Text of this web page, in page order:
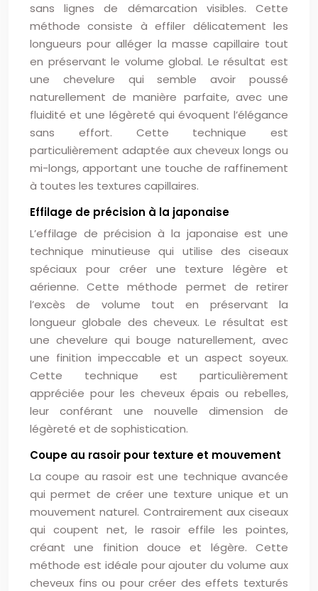
sans lignes de démarcation visibles. Cette
méthode consiste à effiler délicatement les
longueurs pour alléger la masse capillaire tout
en préservant le volume global. Le résultat est
une chevelure qui semble avoir poussé
naturellement de manière parfaite, avec une
fluidité et une légèreté qui évoquent l’élégance
sans effort. Cette technique est
particulièrement adaptée aux cheveux longs ou
mi-longs, apportant une touche de raffinement
à toutes les textures capillaires.
Effilage de précision à la japonaise
L’effilage de précision à la japonaise est une
technique minutieuse qui utilise des ciseaux
spéciaux pour créer une texture légère et
aérienne. Cette méthode permet de retirer
l’excès de volume tout en préservant la
longueur globale des cheveux. Le résultat est
une chevelure qui bouge naturellement, avec
une finition impeccable et un aspect soyeux.
Cette technique est particulièrement
appréciée pour les cheveux épais ou rebelles,
leur conférant une nouvelle dimension de
légèreté et de sophistication.
Coupe au rasoir pour texture et mouvement
La coupe au rasoir est une technique avancée
qui permet de créer une texture unique et un
mouvement naturel. Contrairement aux ciseaux
qui coupent net, le rasoir effile les pointes,
créant une finition douce et légère. Cette
méthode est idéale pour ajouter du volume aux
cheveux fins ou pour créer des effets texturés